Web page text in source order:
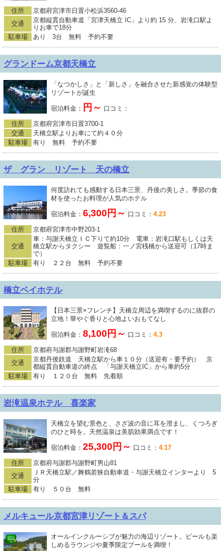
住所
京都府宮津市日置小松浜3560-46
交通
京都縦貫自動車道「宮津天橋立 IC」より約 15 分、岩滝口駅よ
りお車で18分
駐車場
あり 3台 無料 予約不要
グランドーム京都天橋立
「なつかしさ」と「新しさ」を融合させた新感覚の体験型
リゾートが誕生
宿泊料金： 円～ 口コミ：
住所
京都府宮津市日置3700-1
交通
天橋立駅よりお車にて約４０分
駐車場
有り 無料 予約不要
ザ グラン リゾート 天の橋立
何度訪れても感動する日本三景、丹後の美しさ。季節の食
材を使ったお料理が人気のホテル
宿泊料金： 6,300円～ 口コミ： 4.23
住所 京都府宮津市中野203-1
交通
車：与謝天橋立ＩＣ下りて約10分 電車：岩滝口駅もしくは天
橋立駅からタクシー 遊覧船：一ノ宮桟橋から送迎可（17時ま
で）
駐車場
有り ２２台 無料 予約不要
橋立ベイホテル
【日本三景×フレンチ】天橋立周辺を満喫するのに抜群の
立地！華やぐ香りと心地よいおもてなし
宿泊料金： 8,100円～ 口コミ： 4.3
住所
京都府与謝郡与謝野町岩滝68
交通
京都丹後鉄道 天橋立駅から車１０分（送迎有・要予約） 京
都縦貫自動車道の終点 「与謝天橋立IC」から車約5分
駐車場
有り １２０台 無料 先着順
岩滝温泉ホテル 喜楽家
天橋立を望む景色と、さざ波の音に耳を澄まし、くつろぎ
のひと時を。天然温泉は美肌効果満点です！
宿泊料金： 25,300円～ 口コミ： 4.17
住所
京都府与謝郡与謝野町男山81
交通
ＪＲ天橋立駅／舞鶴若狭自動車道・与謝天橋立インターより 5
分
駐車場
有り ５０台 無料
メルキュール京都宮津リゾート＆スパ
オールインクルーシブが魅力の海辺リゾート。ビールも楽
しめるラウンジや夏季限定プールを満喫！